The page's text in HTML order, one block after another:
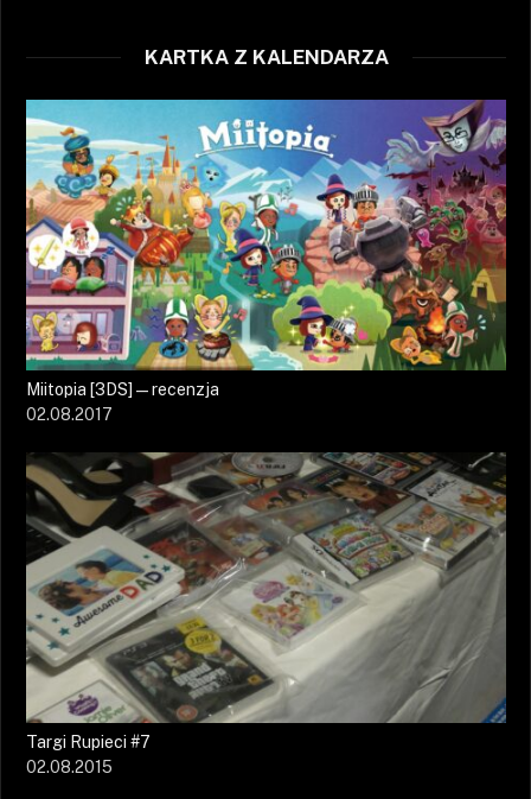
KARTKA Z KALENDARZA
Miitopia [3DS] — recenzja
02.08.2017
Targi Rupieci #7
02.08.2015